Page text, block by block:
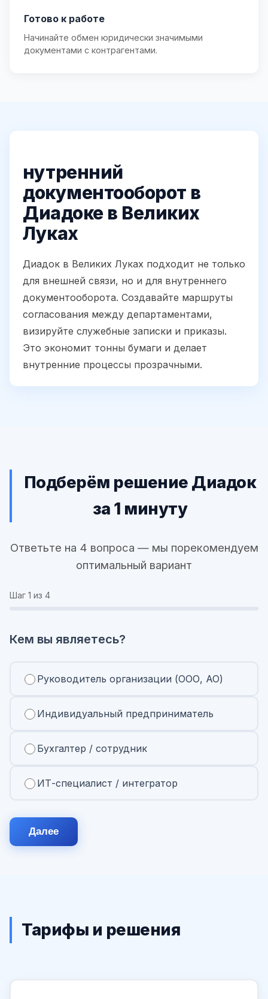
Готово к работе
Начинайте обмен юридически значимыми
документами с контрагентами.
нутренний
документооборот в
Диадоке в Великих
Луках
Диадок в Великих Луках подходит не только
для внешней связи, но и для внутреннего
документооборота. Создавайте маршруты
согласования между департаментами,
визируйте служебные записки и приказы.
Это экономит тонны бумаги и делает
внутренние процессы прозрачными.
Подберём решение Диадок
за 1 минуту
Ответьте на 4 вопроса — мы порекомендуем
оптимальный вариант
Шаг 1 из 4
Кем вы являетесь?
Руководитель организации (ООО, АО)
Индивидуальный предприниматель
Бухгалтер / сотрудник
ИТ-специалист / интегратор
Далее
Тарифы и решения